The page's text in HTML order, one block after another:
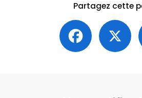
Partagez cette
Facebook